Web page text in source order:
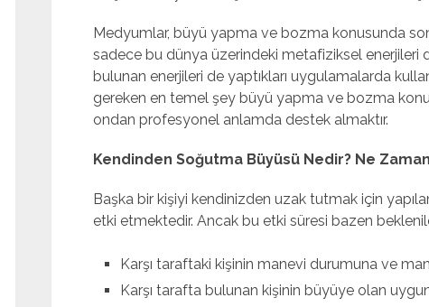
Medyumlar, büyü yapma ve bozma konusunda
sadece bu dünya üzerindeki metafiziksel enerjileri
bulunan enerjileri de yaptıkları uygulamalarda
gereken en temel şey büyü yapma ve bozma
ondan profesyonel anlamda destek almaktır.
Kendinden Soğutma Büyüsü Nedir? Ne
Başka bir kişiyi kendinizden uzak tutmak için
etki etmektedir. Ancak bu etki süresi bazen
Karşı taraftaki kişinin manevi durumuna ve
Karşı tarafta bulunan kişinin büyüye olan